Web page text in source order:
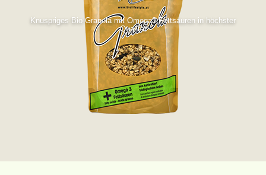
Knuspriges Bio Granola mit Omega3 Fettsäuren in höchster
Qualität